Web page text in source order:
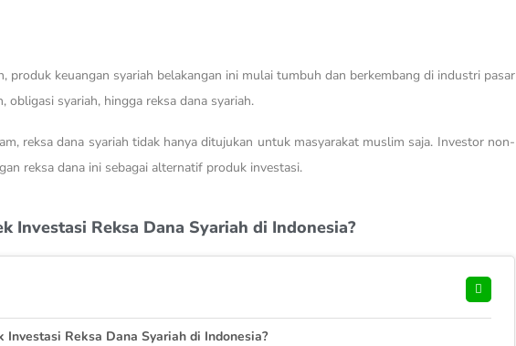
produk keuangan syariah belakangan ini mulai tumbuh dan berkembang di industri pasar
obligasi syariah, hingga reksa dana syariah.
reksa dana syariah tidak hanya ditujukan untuk masyarakat muslim saja. Investor non-
reksa dana ini sebagai alternatif produk investasi.
Investasi Reksa Dana Syariah di Indonesia?
Investasi Reksa Dana Syariah di Indonesia?